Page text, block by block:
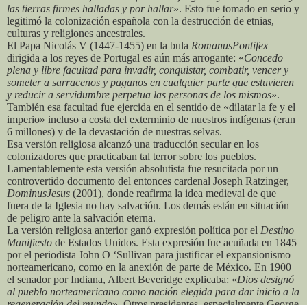
las tierras firmes halladas y por hallar». Esto fue tomado en serio y
legitimó la colonización española con la destrucción de etnias,
culturas y religiones ancestrales.
El Papa Nicolás V (1447-1455) en la bula RomanusPontifex
dirigida a los reyes de Portugal es aún más arrogante: «Concedo
plena y libre facultad para invadir, conquistar, combatir, vencer y
someter a sarracenos y paganos en cualquier parte que estuvieren
y reducir a servidumbre perpetua las personas de los mismos».
También esa facultad fue ejercida en el sentido de «dilatar la fe y el
imperio» incluso a costa del exterminio de nuestros indígenas (eran
6 millones) y de la devastación de nuestras selvas.
Esa versión religiosa alcanzó una traducción secular en los
colonizadores que practicaban tal terror sobre los pueblos.
Lamentablemente esta versión absolutista fue resucitada por un
controvertido documento del entonces cardenal Joseph Ratzinger,
DominusJesus (2001), donde reafirma la idea medieval de que
fuera de la Iglesia no hay salvación. Los demás están en situación
de peligro ante la salvación eterna.
La versión religiosa anterior ganó expresión política por el Destino
Manifiesto de Estados Unidos. Esta expresión fue acuñada en 1845
por el periodista John O ‘Sullivan para justificar el expansionismo
norteamericano, como en la anexión de parte de México. En 1900
el senador por Indiana, Albert Beveridge explicaba: «Dios designó
al pueblo norteamericano como nación elegida para dar inicio a la